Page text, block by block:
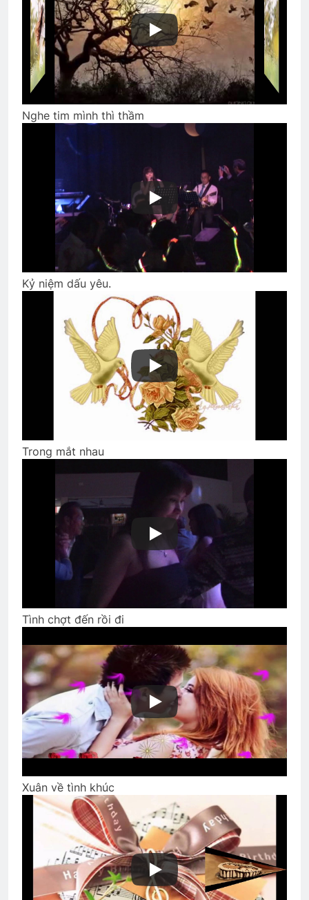
2 Years Ago
BÀI CA “NGƯỜI TỐT” (Lỗ Tấn)
3 Years Ago
HOA ĐÀO (Lỗ Tấn)
Upload Video lên your own profile
2 Years Ago
Tiểu Đoàn 2 TQLC VNCH
2 Years Ago
Ngủ Đi Em!
2 Years Ago
Vẫy tay ngậm ngùi
2 Years Ago
Tướng Nguyễn Vĩnh Nghi K5
1 Year Ago
Thăm Bạn TẠ MẠNH HUY K19
2 Years Ago
Thăm CSVSQ TRƯƠNG VĂN VÂN K20
2 Years Ago
CTBCTY – Tập I – Chương 11
3 Years Ago
Quân Lực Việt Nam Cộng Hòa
2 Years Ago
SỐNG LÀ PHỤC VỤ (Rabindranath
Tagore)
3 Years Ago
TRĂNG DỆT NGUỒN THƠ
3 Years Ago
Xuân này con không về
2 Years Ago
Nghe tim mình thì thầm
Kỷ niệm dấu yêu.
Trong mắt nhau
Tình chợt đến rồi đi
Xuân về tình khúc